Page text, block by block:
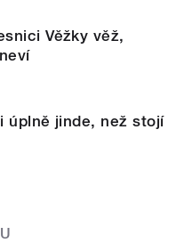
Věžky věž,
úplně jinde, než stojí